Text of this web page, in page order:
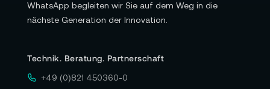
WhatsApp begleiten wir Sie auf dem Weg in die
nächste Generation der Innovation.
Technik. Beratung. Partnerschaft
+49 (0)821 450360-0